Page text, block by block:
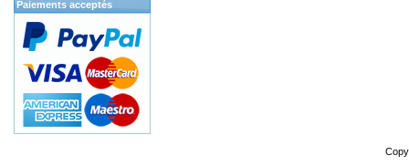
Paiements acceptés